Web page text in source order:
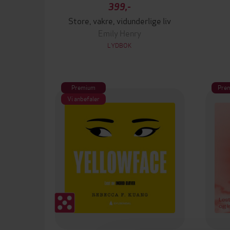
399,-
Store, vakre, vidunderlige liv
Emily Henry
LYDBOK
Premium
Vi anbefaler